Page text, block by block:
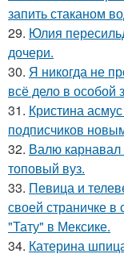
запить стаканом
29. Юлия
дочери.
30. Я никогда не
всё дело в особой
31. Кристина
подписчиков
32. Валю карнавал
топовый вуз.
33. Певица и
своей страничке в
"Тату" в Мексике.
34. Катерина